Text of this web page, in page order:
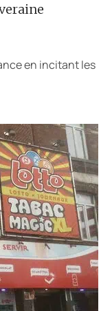
en incitant les